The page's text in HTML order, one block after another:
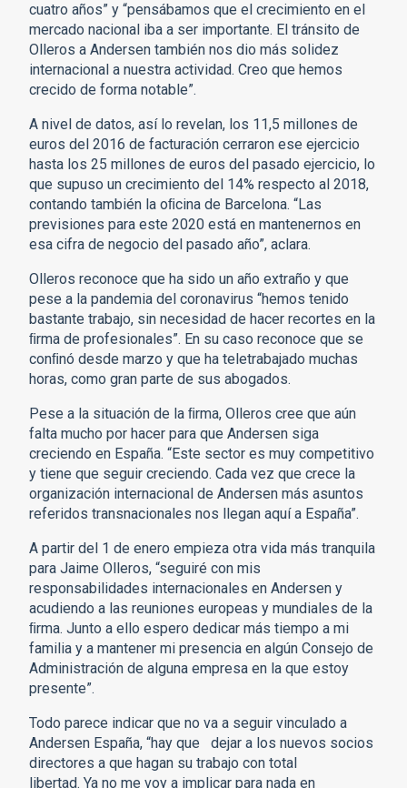
cuatro años” y “pensábamos que el crecimiento en el
mercado nacional iba a ser importante. El tránsito de
Olleros a Andersen también nos dio más solidez
internacional a nuestra actividad. Creo que hemos
crecido de forma notable”.
A nivel de datos, así lo revelan, los 11,5 millones de
euros del 2016 de facturación cerraron ese ejercicio
hasta los 25 millones de euros del pasado ejercicio, lo
que supuso un crecimiento del 14% respecto al 2018,
contando también la oﬁcina de Barcelona. “Las
previsiones para este 2020 está en mantenernos en
esa cifra de negocio del pasado año”, aclara.
Olleros reconoce que ha sido un año extraño y que
pese a la pandemia del coronavirus “hemos tenido
bastante trabajo, sin necesidad de hacer recortes en la
ﬁrma de profesionales”. En su caso reconoce que se
conﬁnó desde marzo y que ha teletrabajado muchas
horas, como gran parte de sus abogados.
Pese a la situación de la ﬁrma, Olleros cree que aún
falta mucho por hacer para que Andersen siga
creciendo en España. “Este sector es muy competitivo
y tiene que seguir creciendo. Cada vez que crece la
organización internacional de Andersen más asuntos
referidos transnacionales nos llegan aquí a España”.
A partir del 1 de enero empieza otra vida más tranquila
para Jaime Olleros, “seguiré con mis
responsabilidades internacionales en Andersen y
acudiendo a las reuniones europeas y mundiales de la
ﬁrma. Junto a ello espero dedicar más tiempo a mi
familia y a mantener mi presencia en algún Consejo de
Administración de alguna empresa en la que estoy
presente”.
Todo parece indicar que no va a seguir vinculado a
Andersen España, “hay que dejar a los nuevos socios
directores a que hagan su trabajo con total
libertad. Ya no me voy a implicar para nada en